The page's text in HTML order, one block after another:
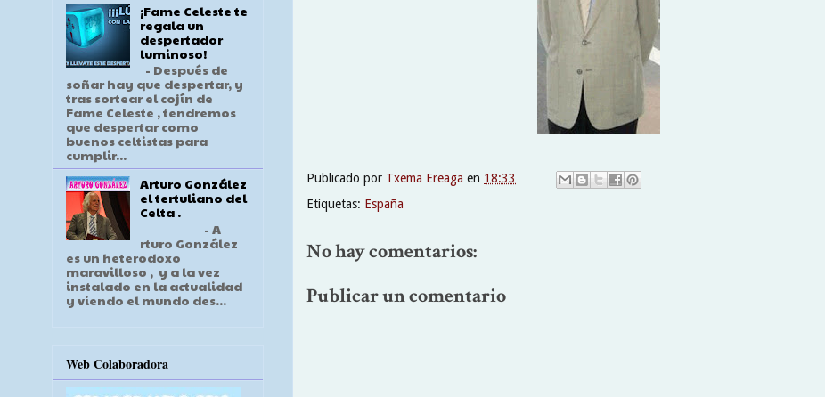
Publicado por Txema Ereaga en 18:33
Etiquetas: España
No hay comentarios:
Publicar un comentario
¡Fame Celeste te
regala un
despertador
luminoso!
- Después de
soñar hay que despertar, y
tras sortear el cojín de
Fame Celeste , tendremos
que despertar como
buenos celtistas para
cumplir...
Arturo González
el tertuliano del
Celta .
- A
rturo González
es un heterodoxo
maravilloso , y a la vez
instalado en la actualidad
y viendo el mundo des...
Web Colaboradora